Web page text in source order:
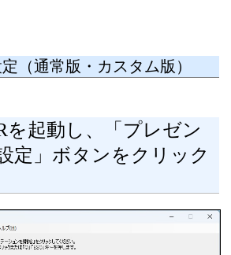
（通常版・カスタム版）
を起動し、「プレゼン
定」ボタンをクリック